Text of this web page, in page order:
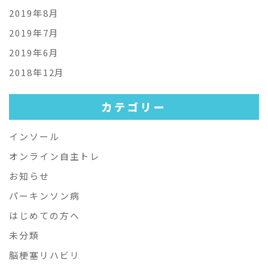
2019年8月
2019年7月
2019年6月
2018年12月
カテゴリー
インソール
オンライン自主トレ
お知らせ
パーキンソン病
はじめての方へ
未分類
脳梗塞リハビリ